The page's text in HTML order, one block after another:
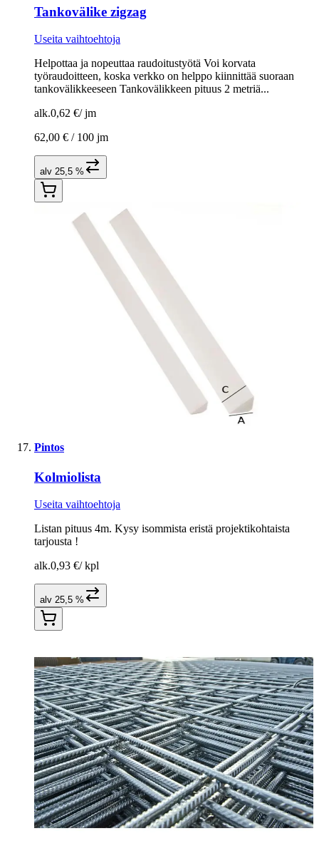
Tankovälike zigzag
Useita vaihtoehtoja
Helpottaa ja nopeuttaa raudoitustyötä Voi korvata
työraudoitteen, koska verkko on helppo kiinnittää suoraan
tankovälikkeeseen Tankovälikkeen pituus 2 metriä...
alk.0,62 €/ jm
62,00 € / 100 jm
alv 25,5 %
Pintos
Kolmiolista
Useita vaihtoehtoja
Listan pituus 4m. Kysy isommista eristä projektikohtaista
tarjousta !
alk.0,93 €/ kpl
alv 25,5 %